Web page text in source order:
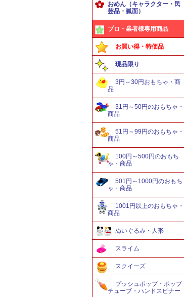
おめん（キャラクター・民
芸品・狐面）
プロ・業者様専用商品
お買い得・特価品
現品限り
3円～30円おもちゃ・商
品
31円～50円のおもちゃ・
商品
51円～99円のおもちゃ・
商品
100円～500円のおもち
ゃ・商品
501円～1000円のおもち
ゃ・商品
1001円以上のおもちゃ・
商品
ぬいぐるみ・人形
スライム
スクイーズ
プッシュポップ・ポップ
チューブ・ハンドスピナー